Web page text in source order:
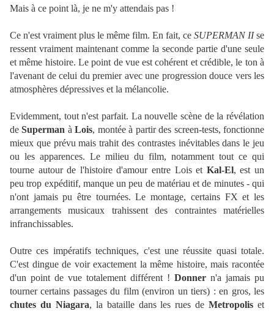
Mais à ce point là, je ne m'y attendais pas !
Ce n'est vraiment plus le même film. En fait, ce SUPERMAN IIse
ressent vraiment maintenant comme la seconde partie d'une seule
et même histoire. Le point de vue est cohérent et crédible, le ton à
l'avenant de celui du premier avec une progression douce vers les
atmosphères dépressives et la mélancolie.
Evidemment, tout n'est parfait. La nouvelle scène de la révélation
deSuperman àLois, montée à partir des screen-tests, fonctionne
mieux que prévu mais trahit des contrastes inévitables dans le jeu
ou les apparences. Le milieu du film, notamment tout ce qui
tourne autour de l'histoire d'amour entre Lois et Kal-El, est un
peu trop expéditif, manque un peu de matériau et de minutes - qui
n'ont jamais pu être tournées. Le montage, certains FX et les
arrangements musicaux trahissent des contraintes matérielles
infranchissables.
Outre ces impératifs techniques, c'est une réussite quasi totale.
C'est dingue de voir exactement la même histoire, mais racontée
d'un point de vue totalement différent ! Donner n'a jamais pu
tourner certains passages du film (environ un tiers) : en gros, les
chutes du Niagara, la bataille dans les rues deMetropolis et